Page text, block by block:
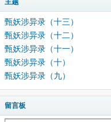
主题
甄妖涉异录（十三）
甄妖涉异录（十二）
甄妖涉异录（十一）
甄妖涉异录（十）
甄妖涉异录（九）
留言板